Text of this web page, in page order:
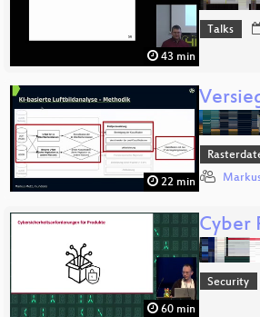
43 min
Talks
22 min
60 min
Cyber
Security